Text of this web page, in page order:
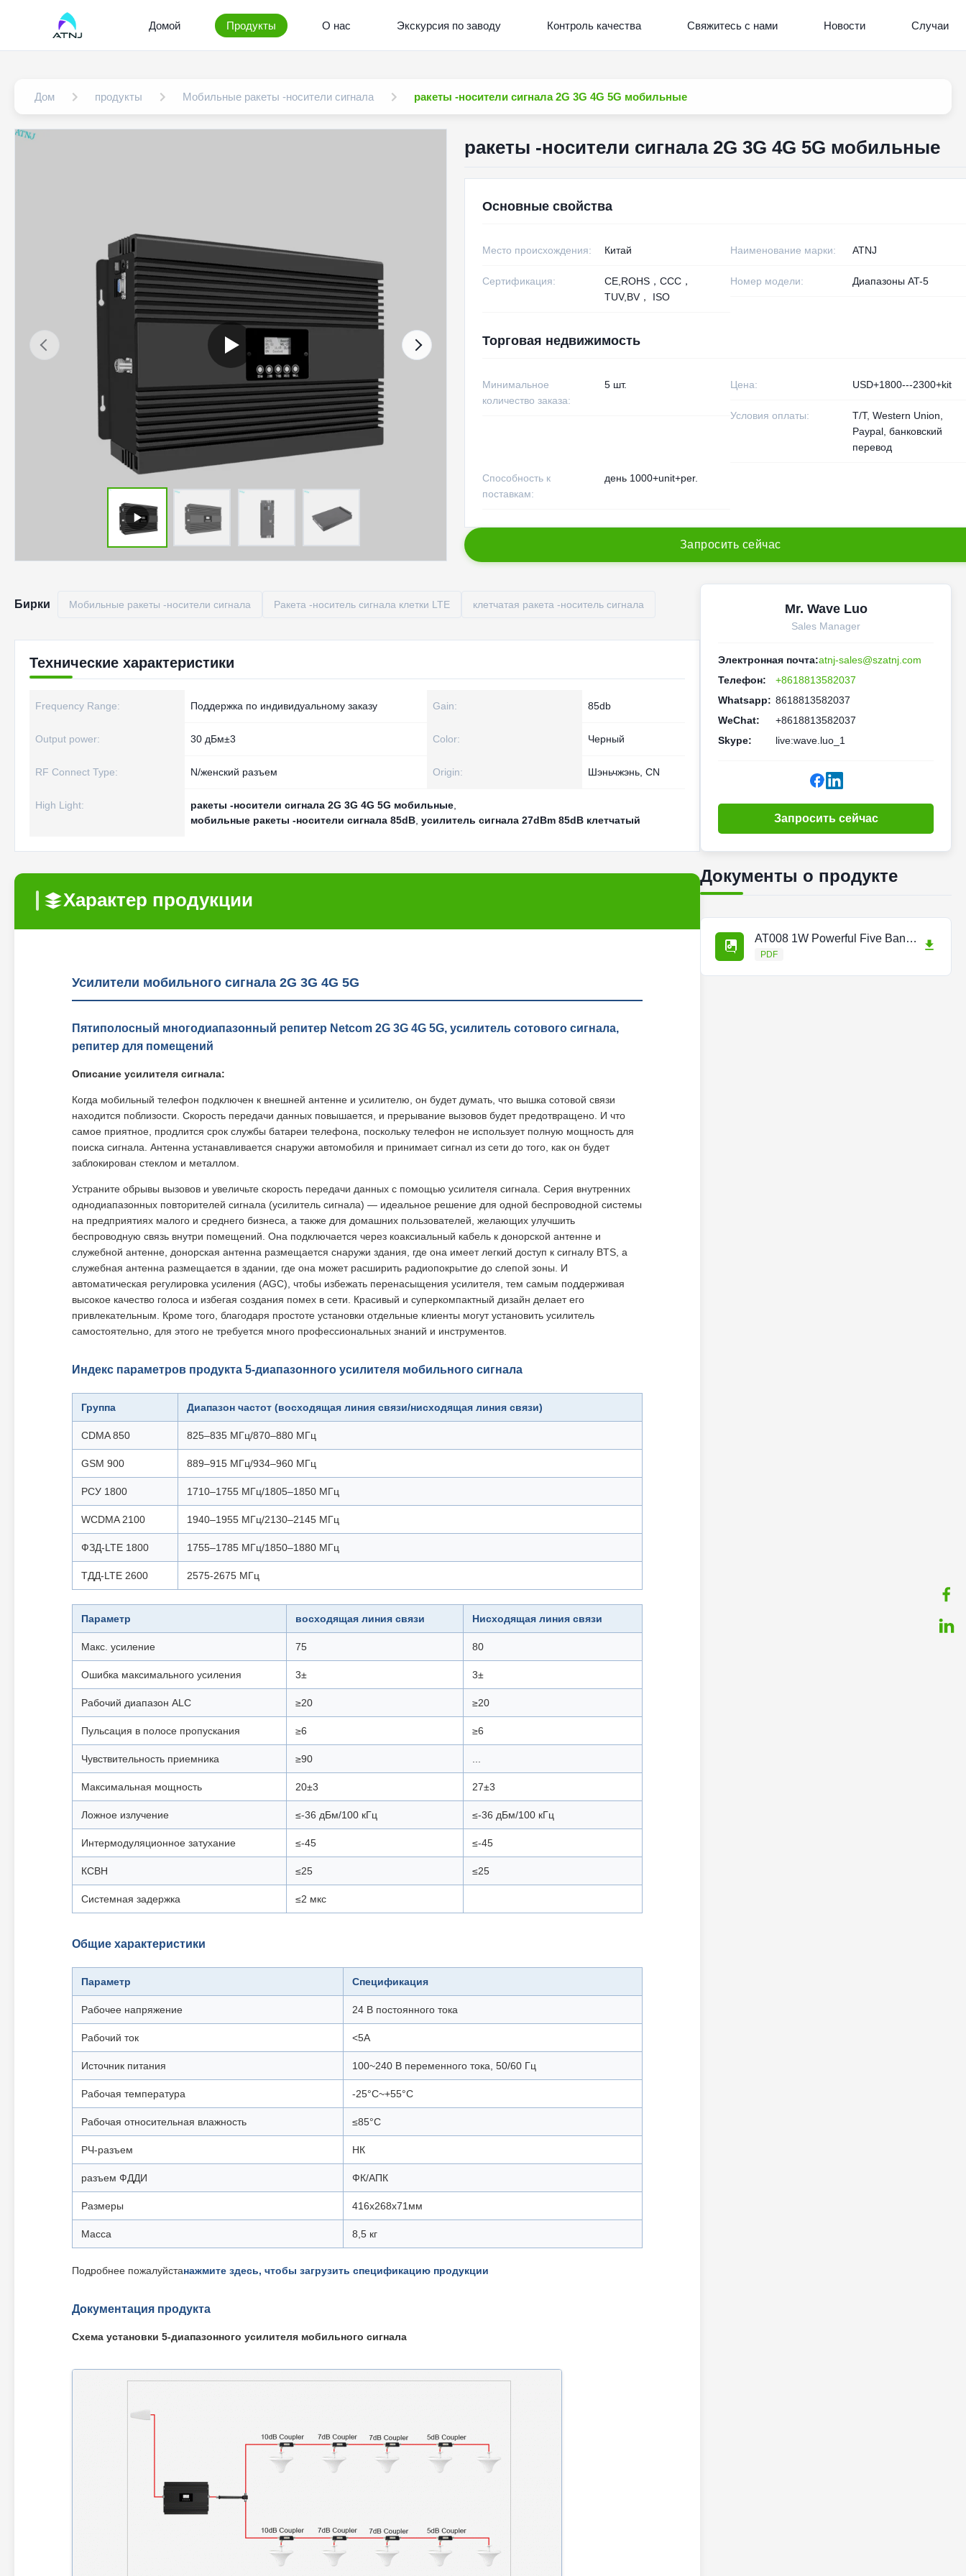
Домой Продукты О нас Экскурсия по заводу Контроль качества Свяжитесь с нами Новости Случаи
Дом продукты Мобильные ракеты -носители сигнала ракеты -носители сигнала 2G 3G 4G 5G мобильные
ракеты -носители сигнала 2G 3G 4G 5G мобильные
Основные свойства
Место происхождения: Китай Наименование марки: ATNJ
Сертификация:
CE,ROHS，CCC，
TUV,BV， ISO
Номер модели: Диапазоны AT-5
Торговая недвижимость
Минимальное
количество заказа:
5 шт. Цена: USD+1800---2300+kit
Условия оплаты:
T/T, Western Union,
Paypal, банковский
перевод
Способность к
поставкам:
день 1000+unit+per.
Запросить сейчас
Бирки Мобильные ракеты -носители сигнала Ракета -носитель сигнала клетки LTE клетчатая ракета -носитель сигнала
Технические характеристики
Frequency Range: Поддержка по индивидуальному заказу Gain: 85db
Output power: 30 дБм±3 Color: Черный
RF Connect Type: N/женский разъем Origin: Шэньчжэнь, CN
High Light: ракеты -носители сигнала 2G 3G 4G 5G мобильные
мобильные ракеты -носители сигнала 85dB усилитель сигнала 27dBm 85dB клетчатый
Характер продукции
Усилители мобильного сигнала 2G 3G 4G 5G
Пятиполосный многодиапазонный репитер Netcom 2G 3G 4G 5G, усилитель сотового сигнала,
репитер для помещений
Описание усилителя сигнала:
Когда мобильный телефон подключен к внешней антенне и усилителю, он будет думать, что вышка сотовой связи
находится поблизости. Скорость передачи данных повышается, и прерывание вызовов будет предотвращено. И что
самое приятное, продлится срок службы батареи телефона, поскольку телефон не использует полную мощность для
поиска сигнала. Антенна устанавливается снаружи автомобиля и принимает сигнал из сети до того, как он будет
заблокирован стеклом и металлом.
Устраните обрывы вызовов и увеличьте скорость передачи данных с помощью усилителя сигнала. Серия внутренних
однодиапазонных повторителей сигнала (усилитель сигнала) — идеальное решение для одной беспроводной системы
на предприятиях малого и среднего бизнеса, а также для домашних пользователей, желающих улучшить
беспроводную связь внутри помещений. Она подключается через коаксиальный кабель к донорской антенне и
служебной антенне, донорская антенна размещается снаружи здания, где она имеет легкий доступ к сигналу BTS, а
служебная антенна размещается в здании, где она может расширить радиопокрытие до слепой зоны. И
автоматическая регулировка усиления (AGC), чтобы избежать перенасыщения усилителя, тем самым поддерживая
высокое качество голоса и избегая создания помех в сети. Красивый и суперкомпактный дизайн делает его
привлекательным. Кроме того, благодаря простоте установки отдельные клиенты могут установить усилитель
самостоятельно, для этого не требуется много профессиональных знаний и инструментов.
Индекс параметров продукта 5-диапазонного усилителя мобильного сигнала
Группа Диапазон частот (восходящая линия связи/нисходящая линия связи)
CDMA 850 825–835 МГц/870–880 МГц
GSM 900 889–915 МГц/934–960 МГц
РСУ 1800 1710–1755 МГц/1805–1850 МГц
WCDMA 2100 1940–1955 МГц/2130–2145 МГц
ФЗД-LTE 1800 1755–1785 МГц/1850–1880 МГц
ТДД-LTE 2600 2575-2675 МГц
Параметр восходящая линия связи Нисходящая линия связи
Макс. усиление 75 80
Ошибка максимального усиления 3± 3±
Рабочий диапазон ALC ≥20 ≥20
Пульсация в полосе пропускания ≥6 ≥6
Чувствительность приемника ≥90
Максимальная мощность 20±3 27±3
Ложное излучение ≤-36 дБм/100 кГц ≤-36 дБм/100 кГц
Интермодуляционное затухание ≤-45 ≤-45
КСВН ≤25 ≤25
Системная задержка ≤2 мкс
Общие характеристики
Параметр Спецификация
Рабочее напряжение 24 В постоянного тока
Рабочий ток <5А
Источник питания 100~240 В переменного тока, 50/60 Гц
Рабочая температура -25°С~+55°С
Рабочая относительная влажность ≤85°С
РЧ-разъем НК
разъем ФДДИ ФК/АПК
Размеры 416х268х71мм
Масса 8,5 кг
Подробнее пожалуйстанажмите здесь, чтобы загрузить спецификацию продукции
Документация продукта
Схема установки 5-диапазонного усилителя мобильного сигнала
Mr. Wave Luo
Sales Manager
Электронная почта:atnj-sales@szatnj.com
Телефон:
+8618813582037
Whatsapp: 8618813582037
WeChat:
+8618813582037
Skype:
live:wave.luo_1
Запросить сейчас
Документы о продукте
AT008 1W Powerful Five Band Repeater.pdf
PDF